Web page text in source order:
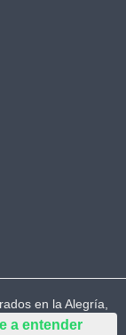
a entender
en la Alegría,
gente a que sea